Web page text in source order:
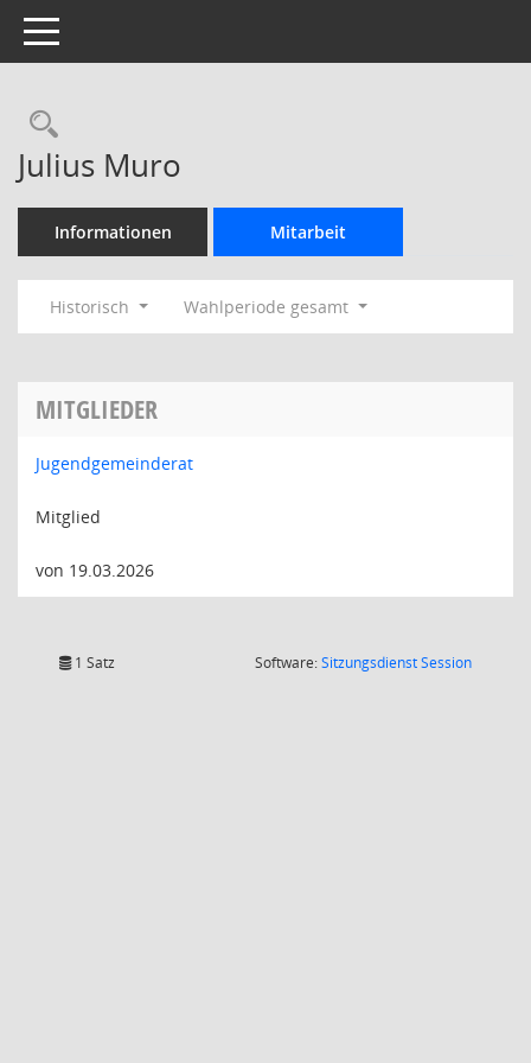
Toggle navigation
Rechercheauswahl
Julius Muro
Informationen Mitarbeit
Historisch Wahlperiode gesamt
MITGLIEDER
Jugendgemeinderat
Mitglied
von 19.03.2026
1 Satz Software:SitzungsdienstSession(Wird in